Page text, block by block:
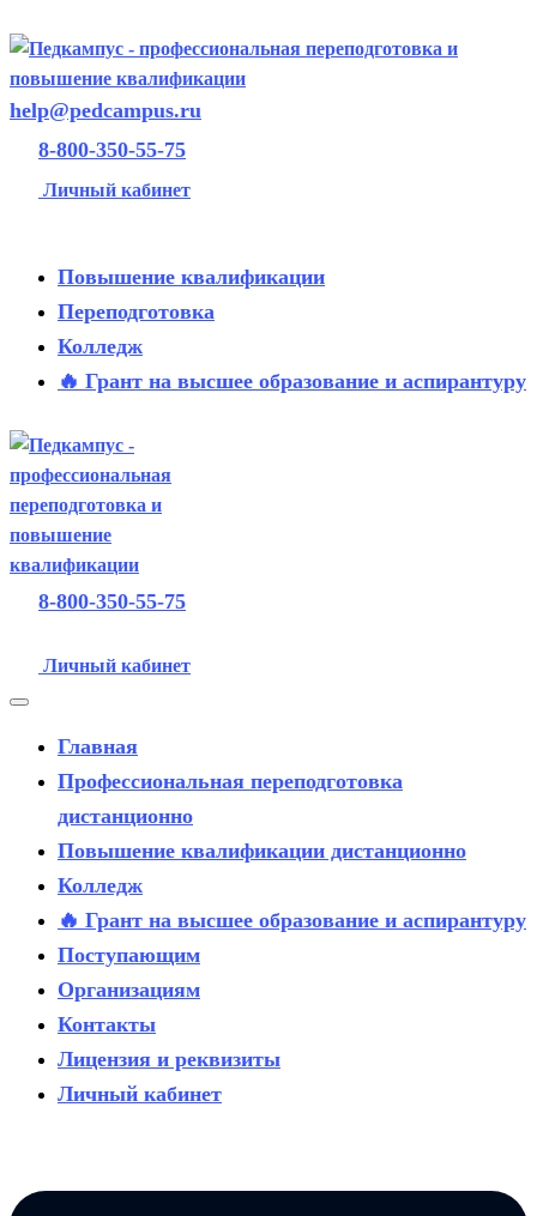
help@pedcampus.ru
8-800-350-55-75
Личный кабинет
Повышение квалификации
Переподготовка
Колледж
🔥 Грант на высшее образование и аспирантуру
8-800-350-55-75
Личный кабинет
Главная
Профессиональная переподготовка
дистанционно
Повышение квалификации дистанционно
Колледж
🔥 Грант на высшее образование и аспирантуру
Поступающим
Организациям
Контакты
Лицензия и реквизиты
Личный кабинет